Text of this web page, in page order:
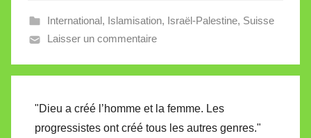
e
V
l
e
t
International, Islamisation, Israël-Palestine, Suisse
Laisser un commentaire
"Dieu a créé l’homme et la femme. Les
progressistes ont créé tous les autres genres."